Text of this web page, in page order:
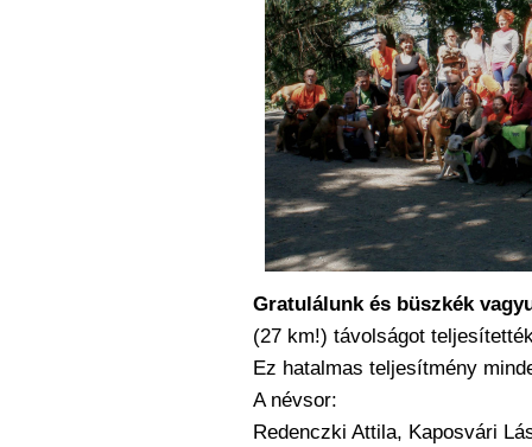
Gratulálunk és büszkék
(27 km!) távolságot
Ez hatalmas teljesítmény
A névsor:
Redenczki Attila, Kaposvári